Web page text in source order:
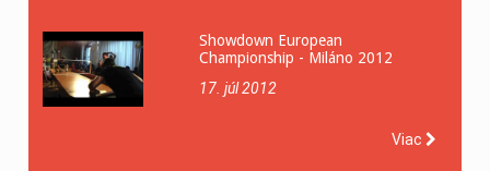
Showdown European
Championship - Miláno 2012
17. júl 2012
Viac